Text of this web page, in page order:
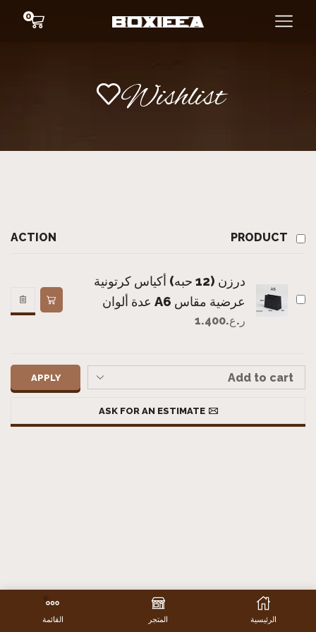
0
Wishlist
PRODUCT
ACTION
درزن (12 حبه) أكياس كرتونية
عرضية مقاس A6 عدة ألوان
ر.ع.1.400
APPLY
ASK FOR AN ESTIMATE
الرئيسية المتجر القائمة